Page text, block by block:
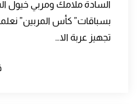
السادة ملامك ومربي خيول
بسباقات” كأس المربين”
تجهيز عربة الا…